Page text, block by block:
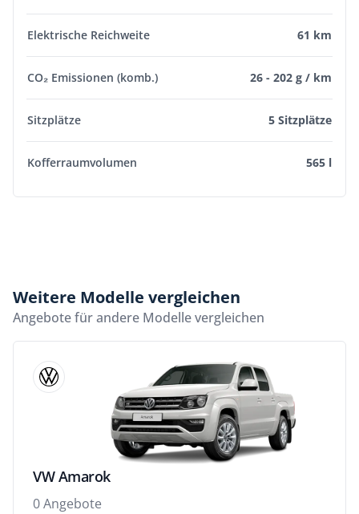
Elektrische Reichweite 61 km
CO₂ Emissionen (komb.) 26 - 202 g / km
Sitzplätze 5 Sitzplätze
Kofferraumvolumen 565 l
Weitere Modelle vergleichen
Angebote für andere Modelle vergleichen
VW Amarok
0 Angebote